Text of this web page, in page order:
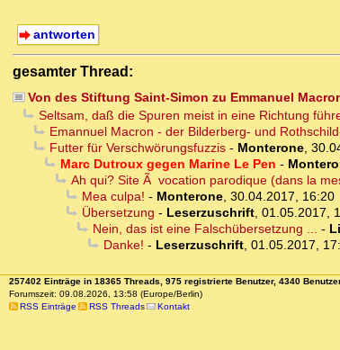
antworten
gesamter Thread:
Von des Stiftung Saint-Simon zu Emmanuel
Seltsam, daß die Spuren meist in eine Richtung
Emannuel Macron - der Bilderberg- und
Futter für Verschwörungsfuzzis- Monterone,
Marc Dutroux gegen Marine Le Pen -
Ah qui? Site Ã vocation parodique (dans la
Mea culpa! - Monterone, 30.04.2017, 16:20
Übersetzung - Leserzuschrift, 01.05.2017,
Nein, das ist eine Falschübersetzung ... -
Danke! - Leserzuschrift, 01.05.2017,
257402 Einträge in 18365 Threads, 975 registrierte Benutzer, 4340
Forumszeit: 09.08.2026, 13:58 (Europe/Berlin)
RSS Einträge
RSS Threads Kontakt